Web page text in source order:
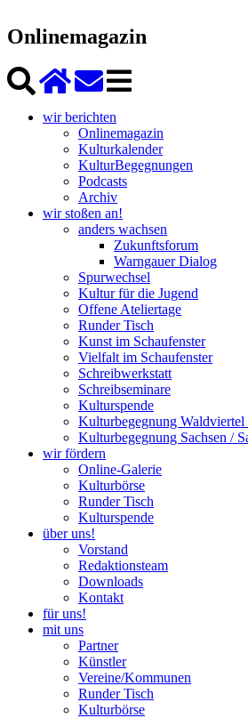
Onlinemagazin
wir berichten
Onlinemagazin
Kulturkalender
KulturBegegnungen
Podcasts
Archiv
wir stoßen an!
anders wachsen
Zukunftsforum
Warngauer Dialog
Spurwechsel
Kultur für die Jugend
Offene Ateliertage
Runder Tisch
Kunst im Schaufenster
Vielfalt im Schaufenster
Schreibwerkstatt
Schreibseminare
Kulturspende
Kulturbegegnung Waldviertel
Kulturbegegnung Sachsen /
wir fördern
Online-Galerie
Kulturbörse
Runder Tisch
Kulturspende
über uns!
Vorstand
Redaktionsteam
Downloads
Kontakt
für uns!
mit uns
Partner
Künstler
Vereine/Kommunen
Runder Tisch
Kulturbörse